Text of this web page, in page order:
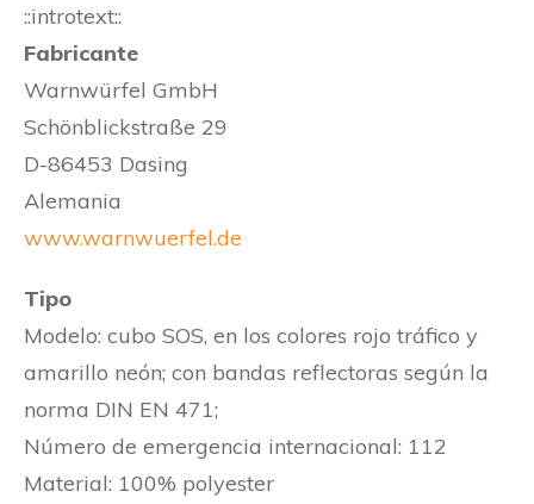
::introtext::
Fabricante
Warnwürfel GmbH
Schönblickstraße 29
D-86453 Dasing
Alemania
www.warnwuerfel.de
Tipo
Modelo: cubo SOS, en los colores rojo tráfico y
amarillo neón; con bandas reflectoras según la
norma DIN EN 471;
Número de emergencia internacional: 112
Material: 100% polyester